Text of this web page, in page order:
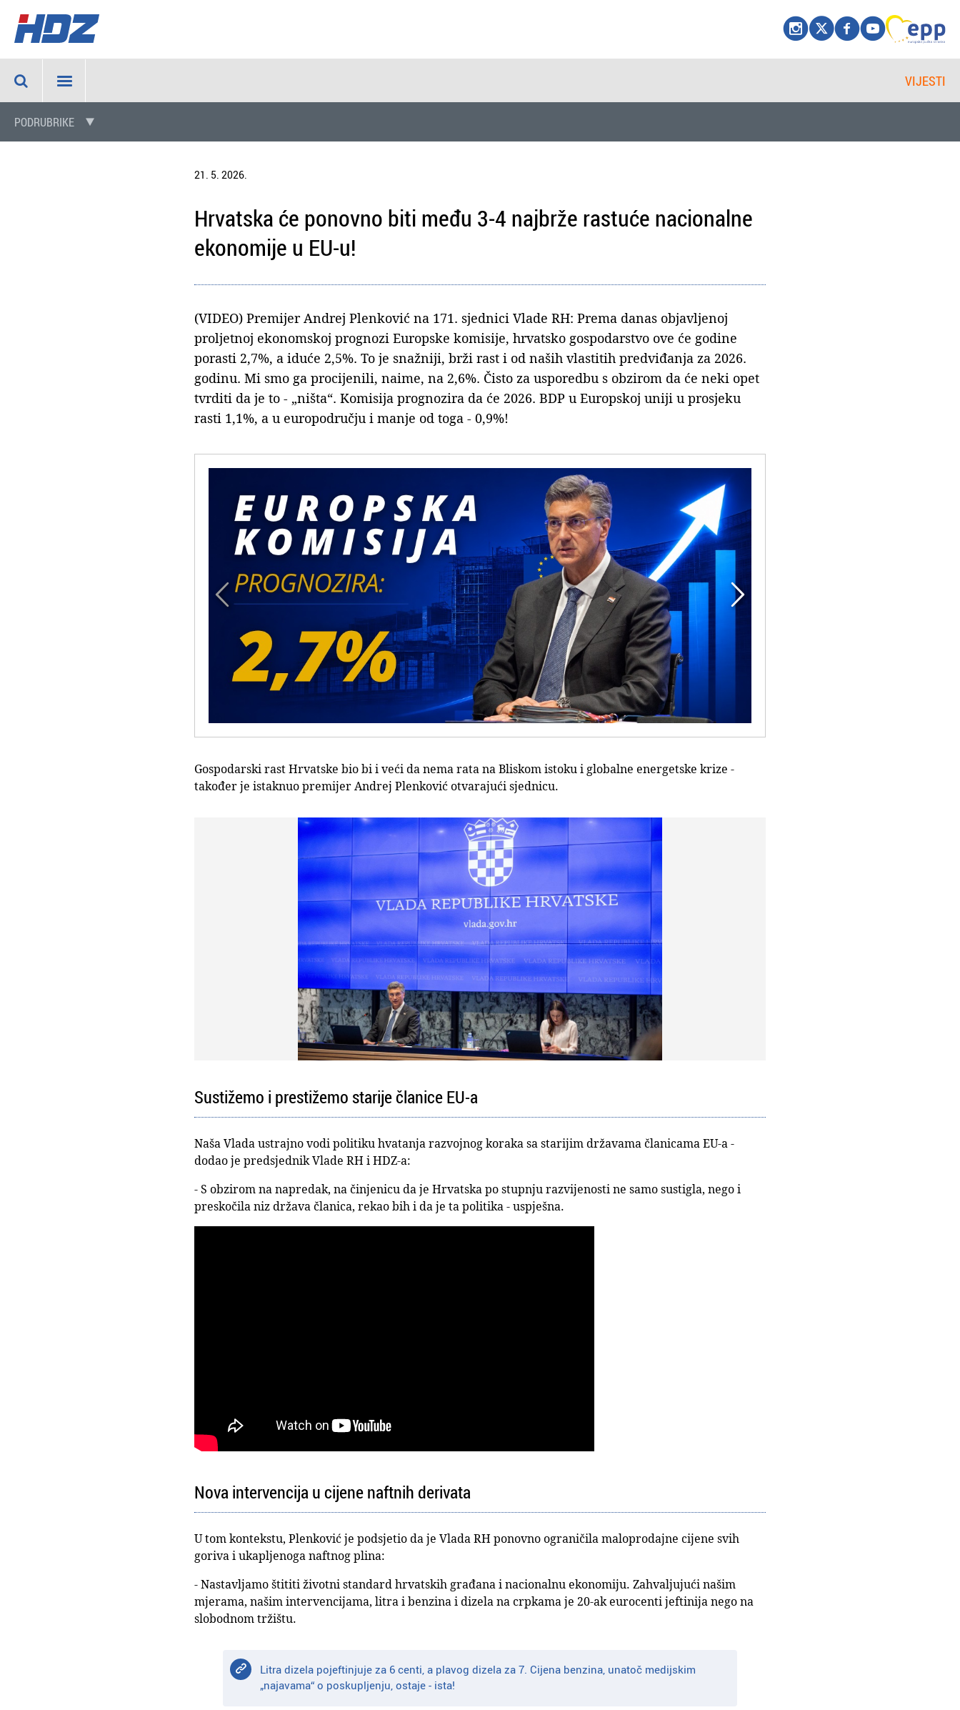
VIJESTI
PODRUBRIKE
21. 5. 2026.
Hrvatska će ponovno biti među 3-4 najbrže rastuće nacionalne
ekonomije u EU-u!
(VIDEO) Premijer Andrej Plenković na 171. sjednici Vlade RH: Prema danas objavljenoj
proljetnoj ekonomskoj prognozi Europske komisije, hrvatsko gospodarstvo ove će godine
porasti 2,7%, a iduće 2,5%. To je snažniji, brži rast i od naših vlastitih predviđanja za 2026.
godinu. Mi smo ga procijenili, naime, na 2,6%. Čisto za usporedbu s obzirom da će neki opet
tvrditi da je to - „ništa“. Komisija prognozira da će 2026. BDP u Europskoj uniji u prosjeku
rasti 1,1%, a u europodručju i manje od toga - 0,9%!


Gospodarski rast Hrvatske bio bi i veći da nema rata na Bliskom istoku i globalne energetske krize -
također je istaknuo premijer Andrej Plenković otvarajući sjednicu.
Sustižemo i prestižemo starije članice EU-a
Naša Vlada ustrajno vodi politiku hvatanja razvojnog koraka sa starijim državama članicama EU-a -
dodao je predsjednik Vlade RH i HDZ-a:
- S obzirom na napredak, na činjenicu da je Hrvatska po stupnju razvijenosti ne samo sustigla, nego i
preskočila niz država članica, rekao bih i da je ta politika - uspješna.
Nova intervencija u cijene naftnih derivata
U tom kontekstu, Plenković je podsjetio da je Vlada RH ponovno ograničila maloprodajne cijene svih
goriva i ukapljenoga naftnog plina:
- Nastavljamo štititi životni standard hrvatskih građana i nacionalnu ekonomiju. Zahvaljujući našim
mjerama, našim intervencijama, litra i benzina i dizela na crpkama je 20-ak eurocenti jeftinija nego na
slobodnom tržištu.
Litra dizela pojeftinjuje za 6 centi, a plavog dizela za 7. Cijena benzina, unatoč medijskim
„najavama“ o poskupljenju, ostaje - ista!